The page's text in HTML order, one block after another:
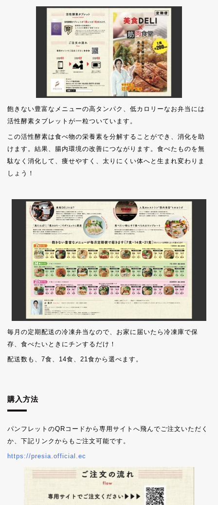
飽きない豊富なメニューの高タンパク、低カロリーなお弁当には
活性酵素タブレットが一粒ついています。
この活性酵素は食べ物の栄養素を分解することができ、消化を助
けます。結果、腸内環境の改善につながります。食べたものを無
駄なく消化して、痩せやすく、太りにくい体へと生まれ変わりま
しょう！
毎月の定期配送の冷凍弁当なので、お家に届いたら冷凍庫で保
存、食べたいときにチンするだけ！
配送数も、7食、14食、21食から選べます。
購入方法
パンフレットのQRコードから専用サイトへ飛んでご注文いただく
か、下記リンクからもご注文可能です。
https://presia.official.ec